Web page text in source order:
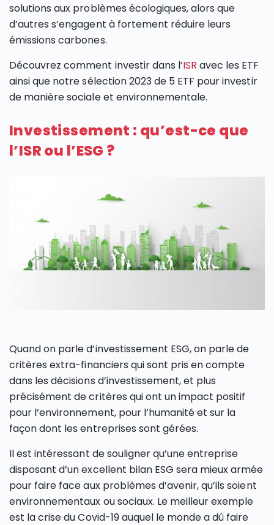
solutions aux problèmes écologiques, alors que
d’autres s’engagent à fortement réduire leurs
émissions carbones.
Découvrez comment investir dans l’ISR avec les ETF
ainsi que notre sélection 2023 de 5 ETF pour investir
de manière sociale et environnementale.
Investissement : qu’est-ce que
l’ISR ou l’ESG ?
Quand on parle d’investissement ESG, on parle de
critères extra-financiers qui sont pris en compte
dans les décisions d’investissement, et plus
précisément de critères qui ont un impact positif
pour l’environnement, pour l’humanité et sur la
façon dont les entreprises sont gérées.
Il est intéressant de souligner qu’une entreprise
disposant d’un excellent bilan ESG sera mieux armée
pour faire face aux problèmes d’avenir, qu’ils soient
environnementaux ou sociaux. Le meilleur exemple
est la crise du Covid-19 auquel le monde a dû faire